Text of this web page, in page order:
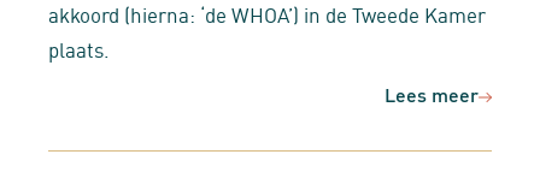
akkoord (hierna: ‘de WHOA’) in de Tweede Kamer
plaats.
Lees meer